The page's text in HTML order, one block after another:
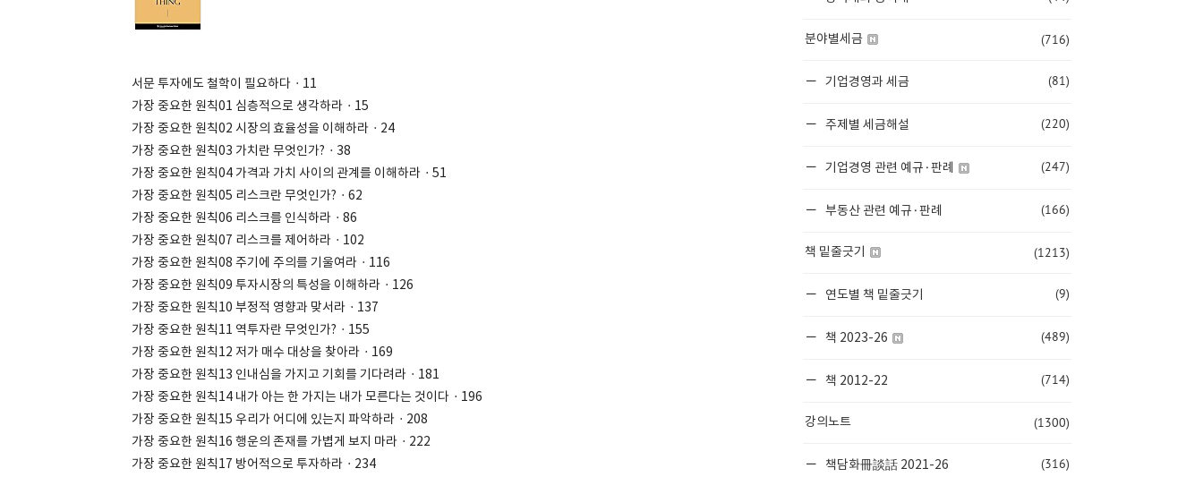
서문 투자에도 철학이 필요하다ㆍ11
가장 중요한 원칙01 심층적으로 생각하라ㆍ15
가장 중요한 원칙02 시장의 효율성을 이해하라ㆍ24
가장 중요한 원칙03 가치란 무엇인가?ㆍ38
가장 중요한 원칙04 가격과 가치 사이의 관계를 이해하라ㆍ51
가장 중요한 원칙05 리스크란 무엇인가?ㆍ62
가장 중요한 원칙06 리스크를 인식하라ㆍ86
가장 중요한 원칙07 리스크를 제어하라ㆍ102
가장 중요한 원칙08 주기에 주의를 기울여라ㆍ116
가장 중요한 원칙09 투자시장의 특성을 이해하라ㆍ126
가장 중요한 원칙10 부정적 영향과 맞서라ㆍ137
가장 중요한 원칙11 역투자란 무엇인가?ㆍ155
가장 중요한 원칙12 저가 매수 대상을 찾아라ㆍ169
가장 중요한 원칙13 인내심을 가지고 기회를 기다려라ㆍ181
가장 중요한 원칙14 내가 아는 한 가지는 내가 모른다는 것이다ㆍ196
가장 중요한 원칙15 우리가 어디에 있는지 파악하라ㆍ208
가장 중요한 원칙16 행운의 존재를 가볍게 보지 마라ㆍ222
가장 중요한 원칙17 방어적으로 투자하라ㆍ234
분야별세금 (716)
기업경영과 세금 (81)
주제별 세금해설 (220)
기업경영 관련 예규·판례 (247)
부동산 관련 예규·판례 (166)
책 밑줄긋기 (1213)
연도별 책 밑줄긋기 (9)
책 2023-26 (489)
책 2012-22 (714)
강의노트 (1300)
책담화冊談話 2021-26 (316)